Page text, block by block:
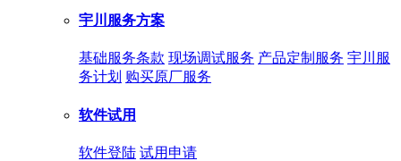
宇川服务方案
基础服务条款 现场调试服务 产品定制服务 宇川服
务计划 购买原厂服务
软件试用
软件登陆 试用申请